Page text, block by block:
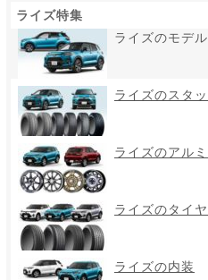
ライズ特集
ライズのモデ
ライズのスタ
ライズのアル
ライズのタイヤ
ライズの内装